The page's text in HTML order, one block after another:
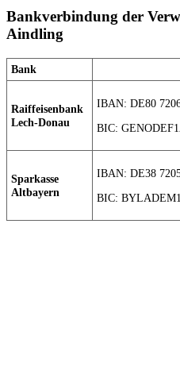
Bankverbindung der
Aindling
Bank
Raiffeisenbank
Lech-Donau
IBAN: DE80
BIC:
Sparkasse
Altbayern
IBAN: DE38
BIC: